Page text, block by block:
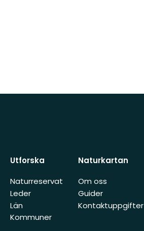
Utforska
Naturreservat
Leder
Län
Kommuner
Naturkartan
Om oss
Guider
Kontaktuppgifter